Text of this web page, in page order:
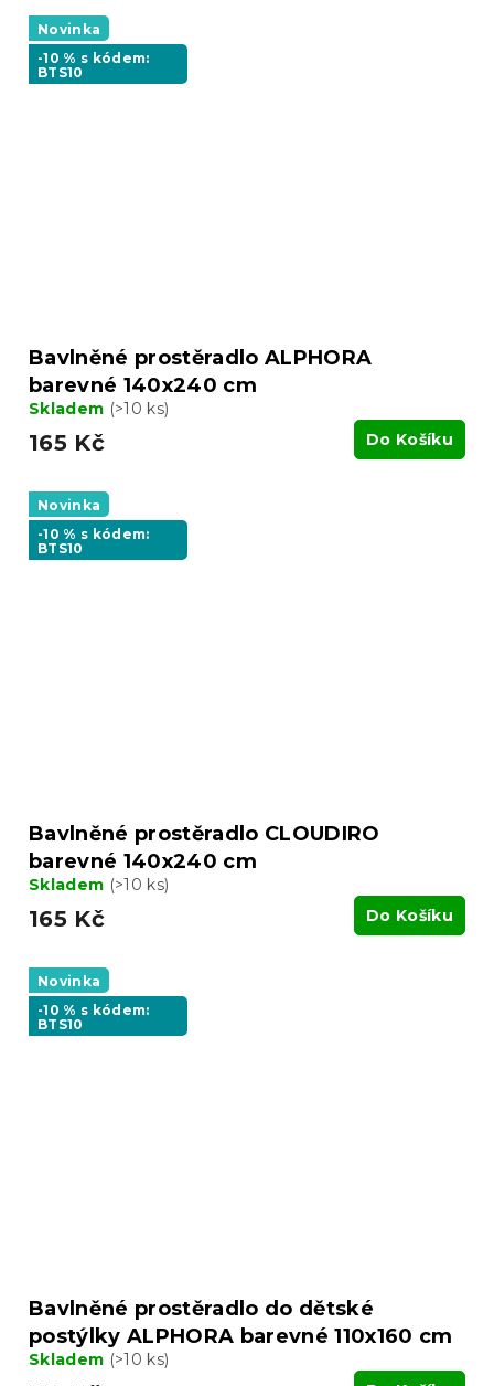
Novinka
-10 % s kódem:
BTS10
Bavlněné prostěradlo ALPHORA
barevné 140x240 cm
Skladem (>10 ks)
165 Kč Do Košíku
Novinka
-10 % s kódem:
BTS10
Bavlněné prostěradlo CLOUDIRO
barevné 140x240 cm
Skladem (>10 ks)
165 Kč Do Košíku
Novinka
-10 % s kódem:
BTS10
Bavlněné prostěradlo do dětské
postýlky ALPHORA barevné 110x160 cm
Skladem (>10 ks)